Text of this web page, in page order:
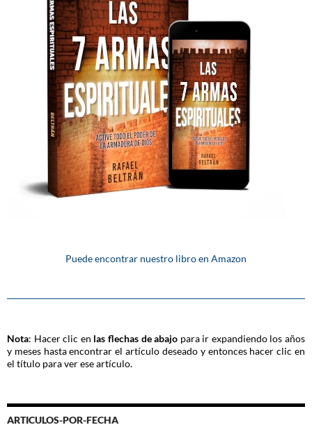
Puede encontrar nuestro libro en Amazon
Nota: Hacer clic en las flechas de abajo para ir expandiendo los años
y meses hasta encontrar el artículo deseado y entonces hacer clic en
el título para ver ese artículo.
ARTICULOS-POR-FECHA